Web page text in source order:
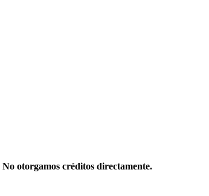
No otorgamos créditos directamente.